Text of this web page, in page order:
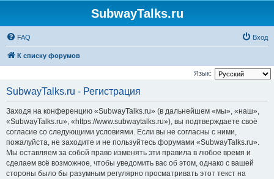
SubwayTalks.ru
FAQ Вход
К списку форумов
Язык:
SubwayTalks.ru - Регистрация
Заходя на конференцию «SubwayTalks.ru» (в дальнейшем «мы», «наш»,
«SubwayTalks.ru», «https://www.subwaytalks.ru»), вы подтверждаете своё
согласие со следующими условиями. Если вы не согласны с ними,
пожалуйста, не заходите и не пользуйтесь форумами «SubwayTalks.ru».
Мы оставляем за собой право изменять эти правила в любое время и
сделаем всё возможное, чтобы уведомить вас об этом, однако с вашей
стороны было бы разумным регулярно просматривать этот текст на